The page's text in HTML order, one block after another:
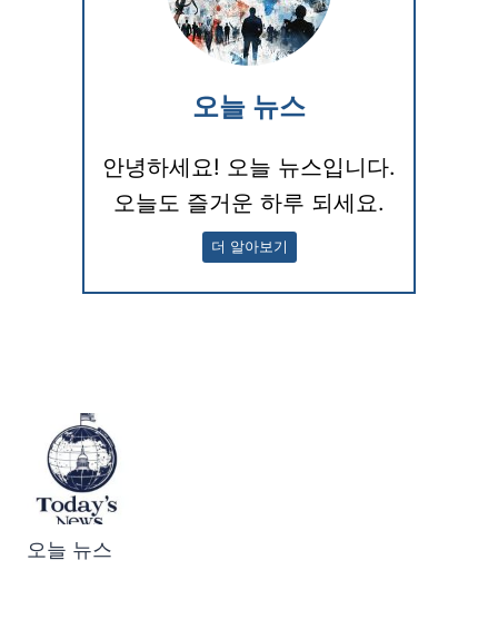
오늘 뉴스
안녕하세요! 오늘 뉴스입니다.
오늘도 즐거운 하루 되세요.
더 알아보기
오늘 뉴스